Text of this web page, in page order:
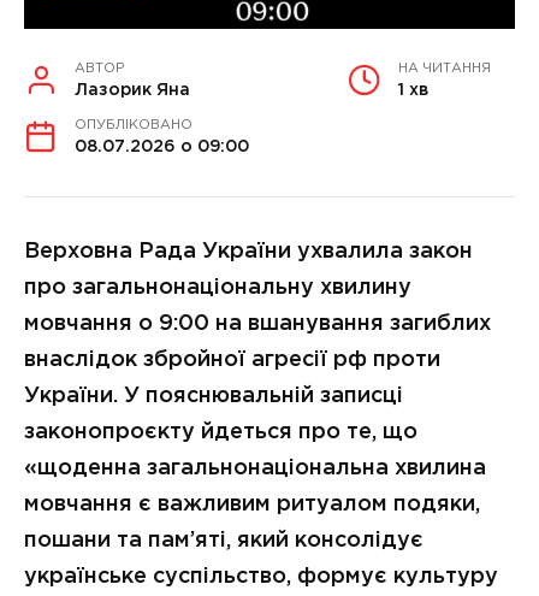
АВТОР
Лазорик Яна
НА ЧИТАННЯ
1 хв
ОПУБЛІКОВАНО
08.07.2026 о 09:00
Верховна Рада України ухвалила закон
про загальнонаціональну хвилину
мовчання о 9:00 на вшанування загиблих
внаслідок збройної агресії рф проти
України. У пояснювальній записці
законопроєкту йдеться про те, що
«щоденна загальнонаціональна хвилина
мовчання є важливим ритуалом подяки,
пошани та пам’яті, який консолідує
українське суспільство, формує культуру